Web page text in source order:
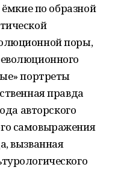
по образной
поры,
портреты
правда
авторского
самовыражения
вызванная